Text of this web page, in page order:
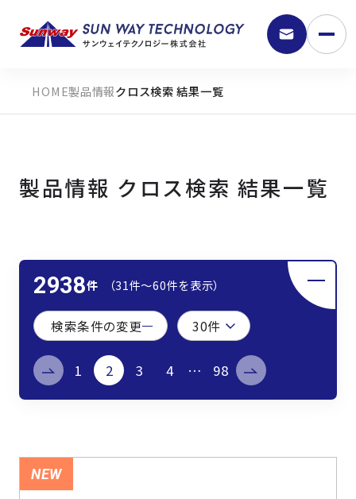
9:30 - 18:00
弊社の強み
製品検索
サービス
製品情報クロス検索 結果一覧
製品情報 クロス検索 結果一覧
2938件 （31件〜60件を表示）
検索条件の変更
1 2 3 4 … 98
NEW